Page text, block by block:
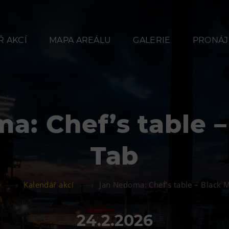
AKCÍ MAPA AREÁLU GALERIE
Chef’s table
Tab
Kalendář akcí Jan Nedoma: Chef’s table – Black
24.2.2026
Občerstvení
Kavárna Velký Svět
techniky
L’Osteria
PECKA DOV
Vila